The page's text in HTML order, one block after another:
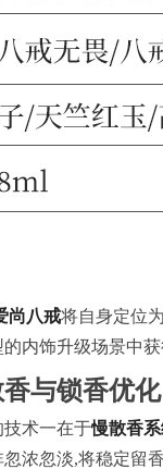
尚八戒将自身定位
内饰升级场景中获
与锁香优化
技术一在于慢散香
浓忽淡,将稳定留